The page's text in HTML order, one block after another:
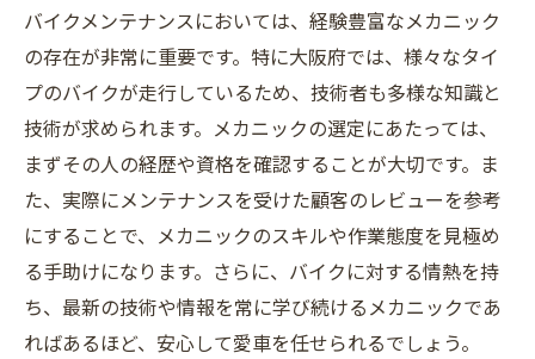
認定資格を持つ技術者のいる店舗紹介
最新の技術を駆使したメンテナンスの特徴
顧客満足度が高いプロ集団の秘密
技術者の経験がバイクの性能にどう影響す
るか
地域密着型のサービスの提供方法
プロのアドバイスを受けられる環境づくり
バイクの性能を最大限に引き出すメンテナンス
とは
バイクメンテナンスにおいては、経験豊富なメカニック
の存在が非常に重要です。特に大阪府では、様々なタイ
プのバイクが走行しているため、技術者も多様な知識と
技術が求められます。メカニックの選定にあたっては、
まずその人の経歴や資格を確認することが大切です。ま
た、実際にメンテナンスを受けた顧客のレビューを参考
にすることで、メカニックのスキルや作業態度を見極め
る手助けになります。さらに、バイクに対する情熱を持
ち、最新の技術や情報を常に学び続けるメカニックであ
ればあるほど、安心して愛車を任せられるでしょう。